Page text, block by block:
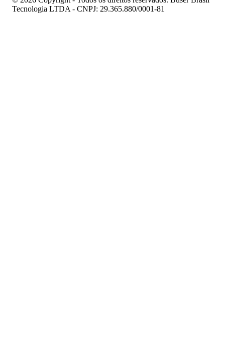
Tecnologia LTDA - CNPJ: 29.365.880/0001-81